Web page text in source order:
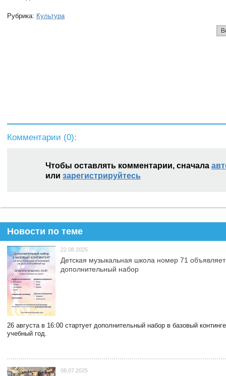
Рубрика: Культура
Комментарии (0):
Чтобы оставлять комментарии, сначала
или зарегистрируйтесь
Новости по теме
22.08.2025
Детская музыкальная школа номер 71 объявляет
дополнительный набор
26 августа в 16:00 стартует дополнительный набор в базовый
учебный год.
08.07.2025